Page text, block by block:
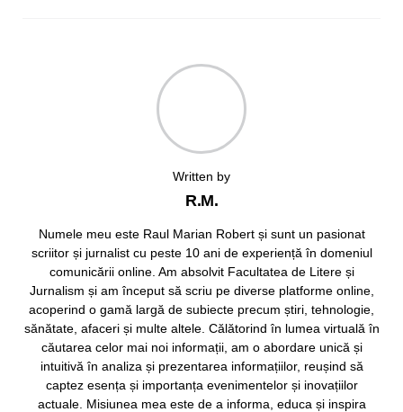
Written by
R.M.
Numele meu este Raul Marian Robert și sunt un pasionat
scriitor și jurnalist cu peste 10 ani de experiență în domeniul
comunicării online. Am absolvit Facultatea de Litere și
Jurnalism și am început să scriu pe diverse platforme online,
acoperind o gamă largă de subiecte precum știri, tehnologie,
sănătate, afaceri și multe altele. Călătorind în lumea virtuală în
căutarea celor mai noi informații, am o abordare unică și
intuitivă în analiza și prezentarea informațiilor, reușind să
captez esența și importanța evenimentelor și inovațiilor
actuale. Misiunea mea este de a informa, educa și inspira